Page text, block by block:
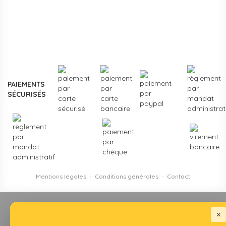
ou un renouvellement de matériel.
PAIEMENTS
SÉCURISÉS
Mentions légales - Conditions générales - Contact
×